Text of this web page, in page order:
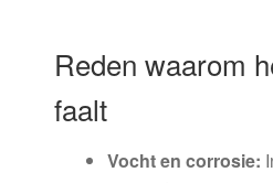
Reden waarom
faalt
Vocht en corrosie: